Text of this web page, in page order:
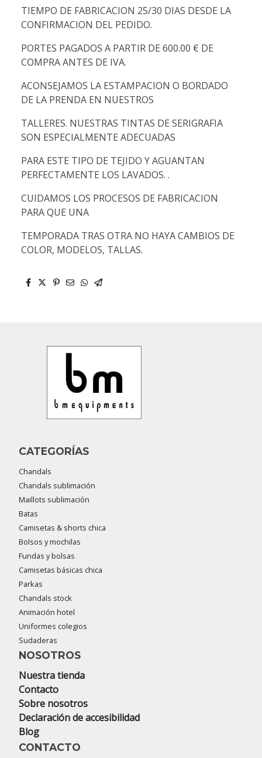
TIEMPO DE FABRICACION 25/30 DIAS DESDE LA
CONFIRMACION DEL PEDIDO.
PORTES PAGADOS A PARTIR DE 600.00 € DE
COMPRA ANTES DE IVA.
ACONSEJAMOS LA ESTAMPACION O BORDADO
DE LA PRENDA EN NUESTROS
TALLERES. NUESTRAS TINTAS DE SERIGRAFIA
SON ESPECIALMENTE ADECUADAS
PARA ESTE TIPO DE TEJIDO Y AGUANTAN
PERFECTAMENTE LOS LAVADOS. .
CUIDAMOS LOS PROCESOS DE FABRICACION
PARA QUE UNA
TEMPORADA TRAS OTRA NO HAYA CAMBIOS DE
COLOR, MODELOS, TALLAS.
CATEGORÍAS
Chandals
Chandals sublimación
Maillots sublimación
Batas
Camisetas & shorts chica
Bolsos y mochilas
Fundas y bolsas
Camisetas básicas chica
Parkas
Chandals stock
Animación hotel
Uniformes colegios
Sudaderas
NOSOTROS
Nuestra tienda
Contacto
Sobre nosotros
Declaración de accesibilidad
Blog
CONTACTO